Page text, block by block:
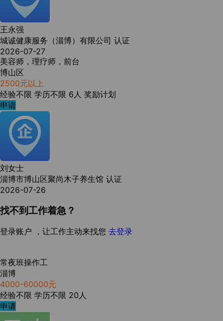
王永强
城诚健康服务（淄博）有限公司 认证
2026-07-27
美容师，理疗师，前台
博山区
2500元以上
经验不限 学历不限 6人 奖励计划
申请
刘女士
淄博市博山区聚尚木子养生馆 认证
2026-07-26
找不到工作着急？
登录账户 ，让工作主动来找您 去登录
常夜班操作工
淄博
4000-60000元
经验不限 学历不限 20人
申请